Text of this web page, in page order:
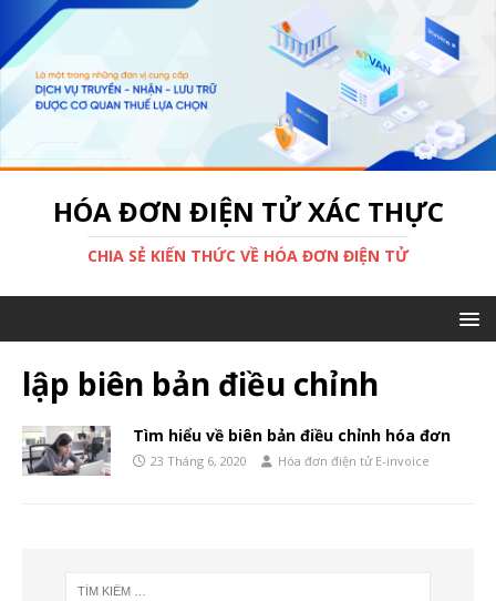
HÓA ĐƠN ĐIỆN TỬ XÁC THỰC
CHIA SẺ KIẾN THỨC VỀ HÓA ĐƠN ĐIỆN TỬ
lập biên bản điều chỉnh
Tìm hiểu về biên bản điều chỉnh hóa đơn
23 Tháng 6, 2020 Hóa đơn điện tử E-invoice